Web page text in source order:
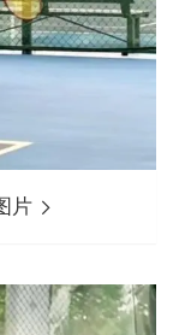
片